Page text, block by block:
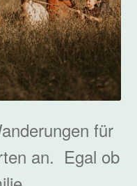
für
an. Egal ob